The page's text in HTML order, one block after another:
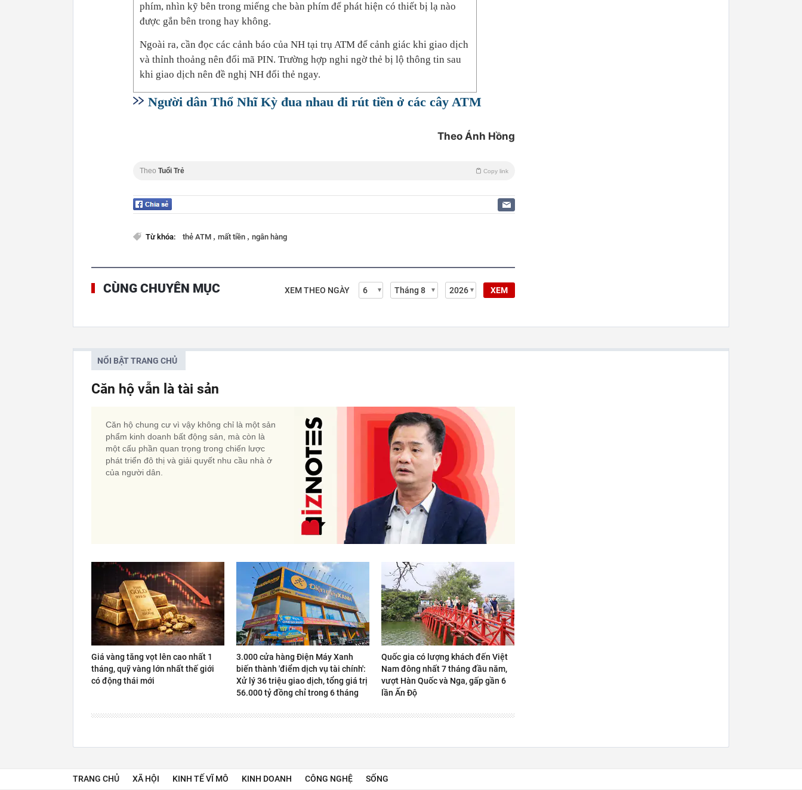
phím, nhìn kỹ bên trong miếng che bàn phím để phát hiện có thiết bị lạ nào
được gắn bên trong hay không.
Ngoài ra, cần đọc các cảnh báo của NH tại trụ ATM để cảnh giác khi giao dịch
và thỉnh thoảng nên đổi mã PIN. Trường hợp nghi ngờ thẻ bị lộ thông tin sau
khi giao dịch nên đề nghị NH đổi thẻ ngay.
Người dân Thổ Nhĩ Kỳ đua nhau đi rút tiền ở các cây ATM
Theo Ánh Hồng
Theo Tuổi Trẻ Copy link
Từ khóa: thẻ ATM , mất tiền , ngân hàng
CÙNG CHUYÊN MỤC XEM THEO NGÀY XEM
NỔI BẬT TRANG CHỦ
Căn hộ vẫn là tài sản
Căn hộ chung cư vì vậy không chỉ là một sản
phẩm kinh doanh bất động sản, mà còn là
một cấu phần quan trọng trong chiến lược
phát triển đô thị và giải quyết nhu cầu nhà ở
của người dân.
Giá vàng tăng vọt lên cao nhất 1
tháng, quỹ vàng lớn nhất thế giới
có động thái mới
3.000 cửa hàng Điện Máy Xanh
biến thành 'điểm dịch vụ tài chính':
Xử lý 36 triệu giao dịch, tổng giá trị
56.000 tỷ đồng chỉ trong 6 tháng
Quốc gia có lượng khách đến Việt
Nam đông nhất 7 tháng đầu năm,
vượt Hàn Quốc và Nga, gấp gần 6
lần Ấn Độ
TRANG CHỦ XÃ HỘI KINH TẾ VĨ MÔ KINH DOANH CÔNG NGHỆ SỐNG